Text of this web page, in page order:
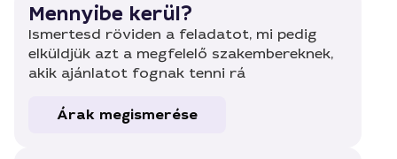
Mennyibe kerül?
Ismertesd röviden a feladatot, mi pedig
elküldjük azt a megfelelő szakembereknek,
akik ajánlatot fognak tenni rá
Árak megismerése